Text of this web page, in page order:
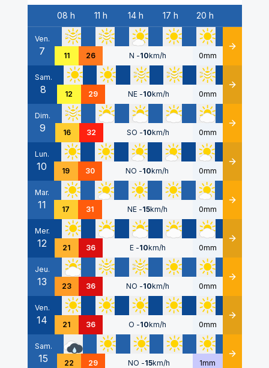
Date
08 h 11 h 14 h 17 h 20 h
Ven.
7 11 26 N -10km/h 0mm Détails
Sam.
8 12 29 NE -10km/h 0mm Détails
Dim.
9 16 32 SO -10km/h 0mm Détails
Lun.
10 19 30 NO -10km/h 0mm Détails
Mar.
11 17 31 NE -15km/h 0mm Détails
Mer.
12 21 36 E -10km/h 0mm Détails
Jeu.
13 23 36 NO -10km/h 0mm Détails
Ven.
14 21 36 O -10km/h 0mm Détails
Sam.
15 22 29 NO -15km/h 1mm Détails